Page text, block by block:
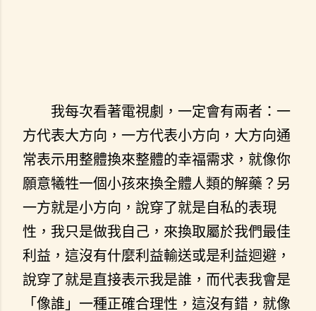
我每次看著電視劇，一定會有兩者：一
方代表大方向，一方代表小方向，大方向通
常表示用整體換來整體的幸福需求，就像你
願意犧牲一個小孩來換全體人類的解藥？另
一方就是小方向，說穿了就是自私的表現
性，我只是做我自己，來換取屬於我們最佳
利益，這沒有什麼利益輸送或是利益迴避，
說穿了就是直接表示我是誰，而代表我會是
「像誰」一種正確合理性，這沒有錯，就像